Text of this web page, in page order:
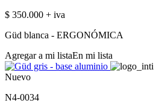
$ 350.000 + iva
Güd blanca - ERGONÓMICA
Agregar a mi listaEn mi lista
Nuevo
N4-0034